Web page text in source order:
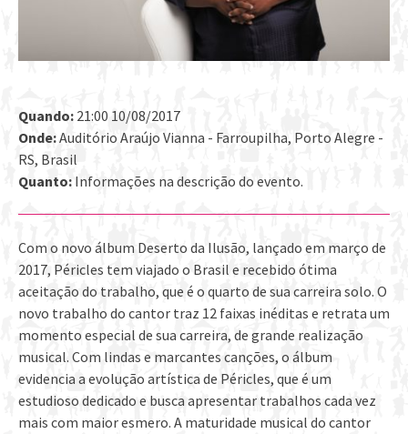
Quando: 21:00 10/08/2017
Onde:Auditório Araújo Vianna - Farroupilha, Porto Alegre -
RS, Brasil
Quanto: Informações na descrição do evento.
Com o novo álbum Deserto da Ilusão, lançado em março de
2017, Péricles tem viajado o Brasil e recebido ótima
aceitação do trabalho, que é o quarto de sua carreira solo. O
novo trabalho do cantor traz 12 faixas inéditas e retrata um
momento especial de sua carreira, de grande realização
musical. Com lindas e marcantes canções, o álbum
evidencia a evolução artística de Péricles, que é um
estudioso dedicado e busca apresentar trabalhos cada vez
mais com maior esmero. A maturidade musical do cantor